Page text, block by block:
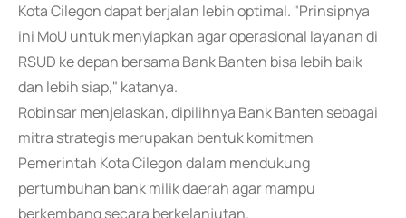
Kota Cilegon dapat berjalan lebih optimal. "Prinsipnya
ini MoU untuk menyiapkan agar operasional layanan di
RSUD ke depan bersama Bank Banten bisa lebih baik
dan lebih siap," katanya.
Robinsar menjelaskan, dipilihnya Bank Banten sebagai
mitra strategis merupakan bentuk komitmen
Pemerintah Kota Cilegon dalam mendukung
pertumbuhan bank milik daerah agar mampu
berkembang secara berkelanjutan.